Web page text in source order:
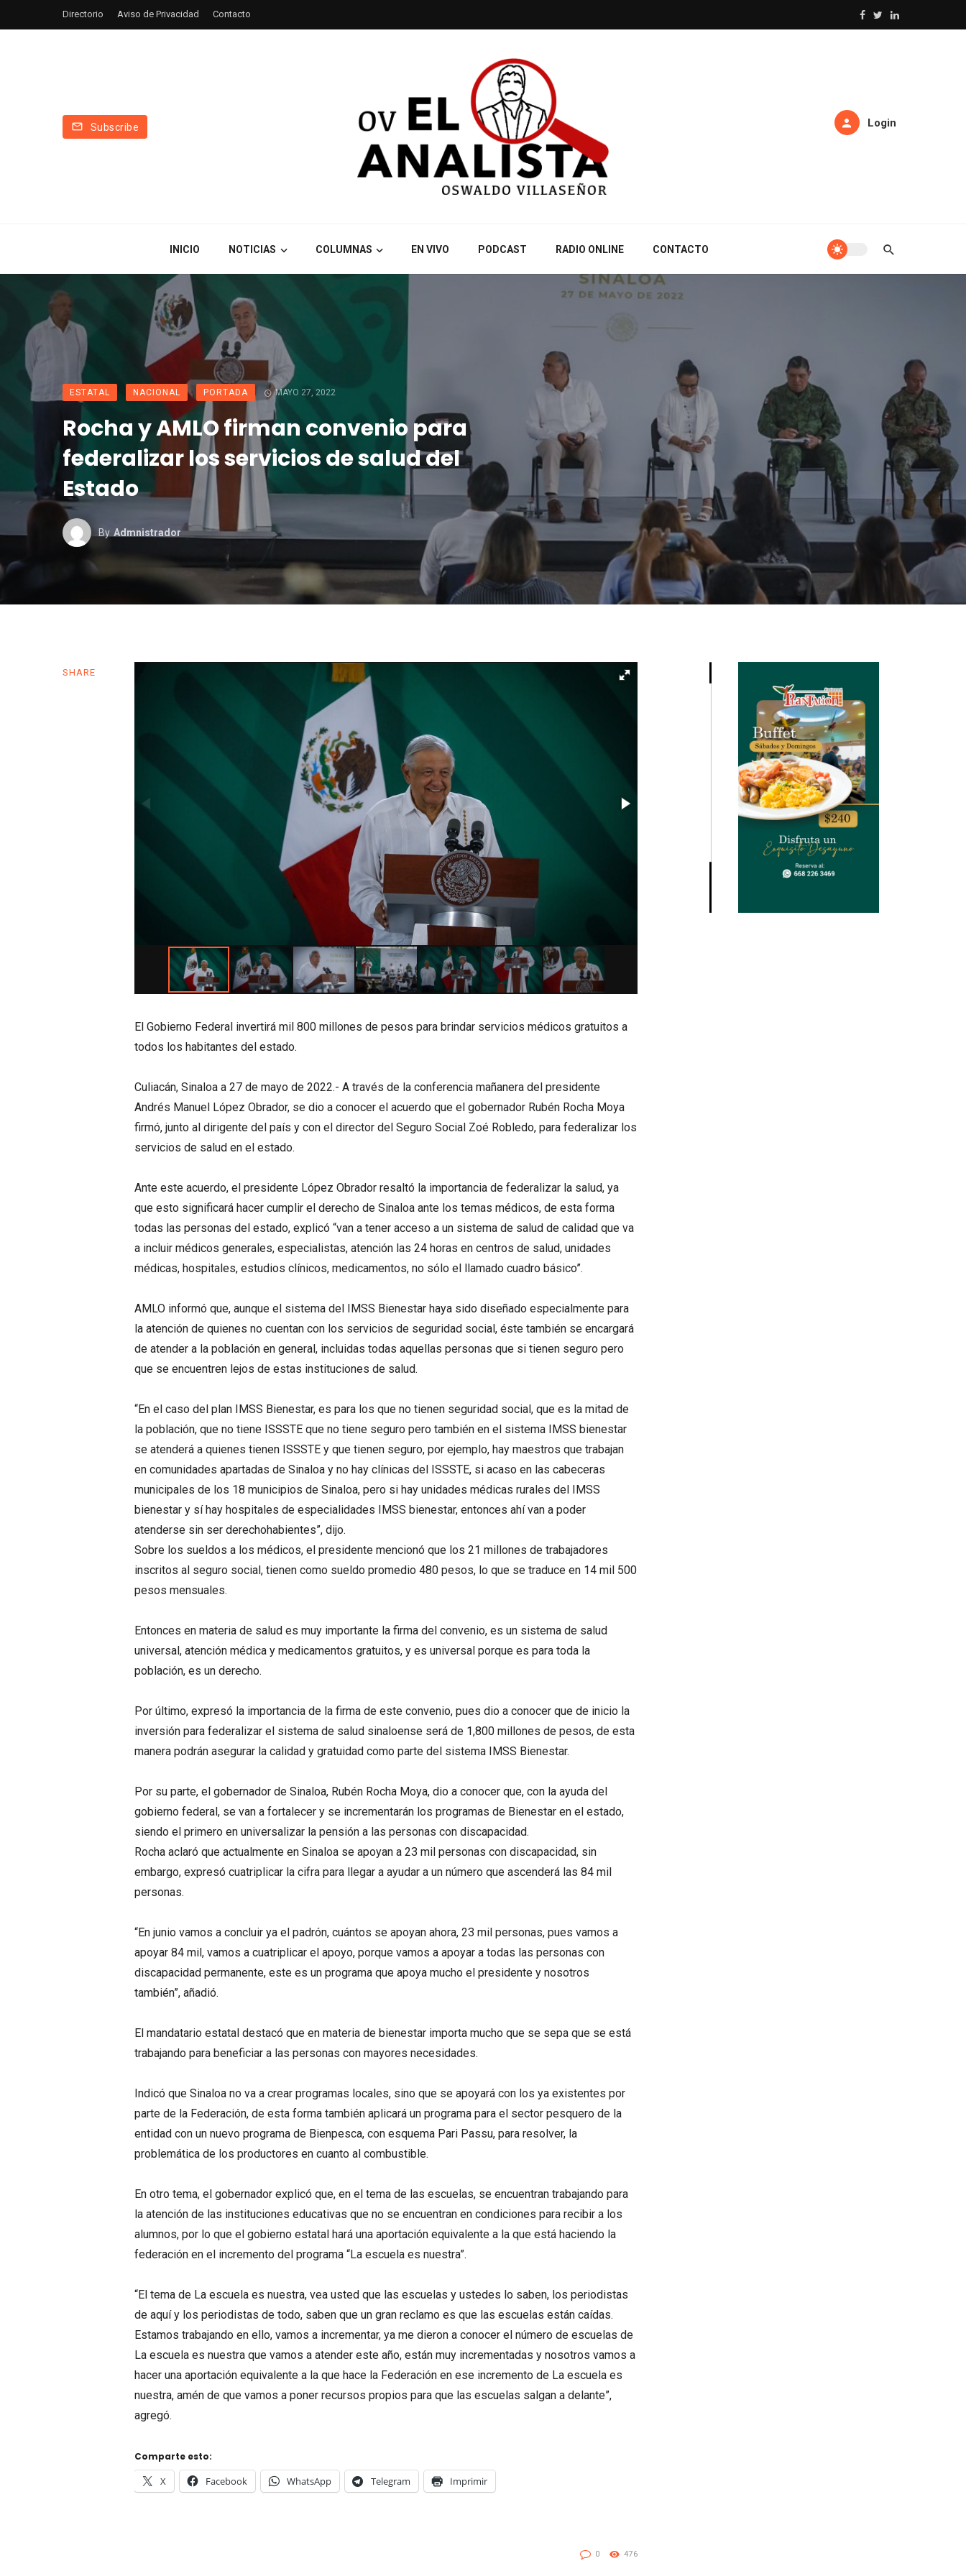
Directorio Aviso de Privacidad Contacto
Subscribe Login
INICIO NOTICIAS COLUMNAS EN VIVO PODCAST RADIO ONLINE CONTACTO
ESTATAL NACIONAL PORTADA MAYO 27, 2022
Rocha y AMLO firman convenio para
federalizar los servicios de salud del
Estado
By Admnistrador
SHARE
El Gobierno Federal invertirá mil 800 millones de pesos para brindar servicios médicos gratuitos a
todos los habitantes del estado.
Culiacán, Sinaloa a 27 de mayo de 2022.- A través de la conferencia mañanera del presidente
Andrés Manuel López Obrador, se dio a conocer el acuerdo que el gobernador Rubén Rocha Moya
firmó, junto al dirigente del país y con el director del Seguro Social Zoé Robledo, para federalizar los
servicios de salud en el estado.
Ante este acuerdo, el presidente López Obrador resaltó la importancia de federalizar la salud, ya
que esto significará hacer cumplir el derecho de Sinaloa ante los temas médicos, de esta forma
todas las personas del estado, explicó “van a tener acceso a un sistema de salud de calidad que va
a incluir médicos generales, especialistas, atención las 24 horas en centros de salud, unidades
médicas, hospitales, estudios clínicos, medicamentos, no sólo el llamado cuadro básico”.
AMLO informó que, aunque el sistema del IMSS Bienestar haya sido diseñado especialmente para
la atención de quienes no cuentan con los servicios de seguridad social, éste también se encargará
de atender a la población en general, incluidas todas aquellas personas que si tienen seguro pero
que se encuentren lejos de estas instituciones de salud.
“En el caso del plan IMSS Bienestar, es para los que no tienen seguridad social, que es la mitad de
la población, que no tiene ISSSTE que no tiene seguro pero también en el sistema IMSS bienestar
se atenderá a quienes tienen ISSSTE y que tienen seguro, por ejemplo, hay maestros que trabajan
en comunidades apartadas de Sinaloa y no hay clínicas del ISSSTE, si acaso en las cabeceras
municipales de los 18 municipios de Sinaloa, pero si hay unidades médicas rurales del IMSS
bienestar y sí hay hospitales de especialidades IMSS bienestar, entonces ahí van a poder
atenderse sin ser derechohabientes”, dijo.
Sobre los sueldos a los médicos, el presidente mencionó que los 21 millones de trabajadores
inscritos al seguro social, tienen como sueldo promedio 480 pesos, lo que se traduce en 14 mil 500
pesos mensuales.
Entonces en materia de salud es muy importante la firma del convenio, es un sistema de salud
universal, atención médica y medicamentos gratuitos, y es universal porque es para toda la
población, es un derecho.
Por último, expresó la importancia de la firma de este convenio, pues dio a conocer que de inicio la
inversión para federalizar el sistema de salud sinaloense será de 1,800 millones de pesos, de esta
manera podrán asegurar la calidad y gratuidad como parte del sistema IMSS Bienestar.
Por su parte, el gobernador de Sinaloa, Rubén Rocha Moya, dio a conocer que, con la ayuda del
gobierno federal, se van a fortalecer y se incrementarán los programas de Bienestar en el estado,
siendo el primero en universalizar la pensión a las personas con discapacidad.
Rocha aclaró que actualmente en Sinaloa se apoyan a 23 mil personas con discapacidad, sin
embargo, expresó cuatriplicar la cifra para llegar a ayudar a un número que ascenderá las 84 mil
personas.
“En junio vamos a concluir ya el padrón, cuántos se apoyan ahora, 23 mil personas, pues vamos a
apoyar 84 mil, vamos a cuatriplicar el apoyo, porque vamos a apoyar a todas las personas con
discapacidad permanente, este es un programa que apoya mucho el presidente y nosotros
también”, añadió.
El mandatario estatal destacó que en materia de bienestar importa mucho que se sepa que se está
trabajando para beneficiar a las personas con mayores necesidades.
Indicó que Sinaloa no va a crear programas locales, sino que se apoyará con los ya existentes por
parte de la Federación, de esta forma también aplicará un programa para el sector pesquero de la
entidad con un nuevo programa de Bienpesca, con esquema Pari Passu, para resolver, la
problemática de los productores en cuanto al combustible.
En otro tema, el gobernador explicó que, en el tema de las escuelas, se encuentran trabajando para
la atención de las instituciones educativas que no se encuentran en condiciones para recibir a los
alumnos, por lo que el gobierno estatal hará una aportación equivalente a la que está haciendo la
federación en el incremento del programa “La escuela es nuestra”.
“El tema de La escuela es nuestra, vea usted que las escuelas y ustedes lo saben, los periodistas
de aquí y los periodistas de todo, saben que un gran reclamo es que las escuelas están caídas.
Estamos trabajando en ello, vamos a incrementar, ya me dieron a conocer el número de escuelas de
La escuela es nuestra que vamos a atender este año, están muy incrementadas y nosotros vamos a
hacer una aportación equivalente a la que hace la Federación en ese incremento de La escuela es
nuestra, amén de que vamos a poner recursos propios para que las escuelas salgan a delante”,
agregó.
Comparte esto:
X Facebook WhatsApp Telegram Imprimir
0 476